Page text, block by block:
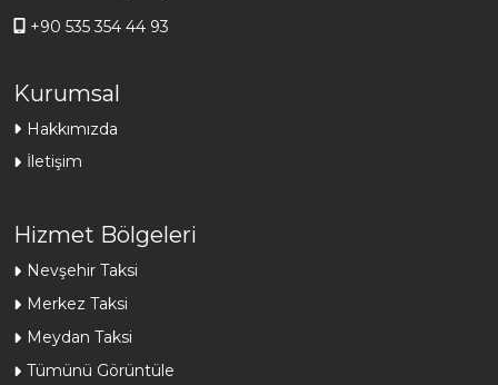
+90 535 354 44 93
Kurumsal
Hakkımızda
İletişim
Hizmet Bölgeleri
Nevşehir Taksi
Merkez Taksi
Meydan Taksi
Tümünü Görüntüle